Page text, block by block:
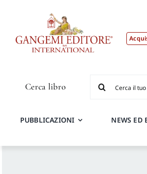
Cerca libro
per:
PUBBLICAZIONI NEWS ED